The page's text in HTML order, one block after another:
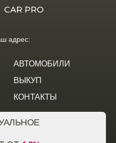
АВТОМОБИЛИ
ВЫКУП
КОНТАКТЫ
адрес: